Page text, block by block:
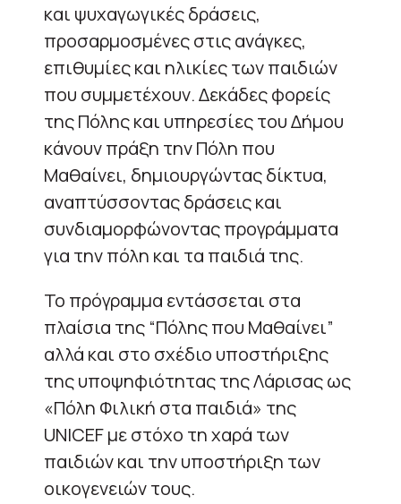
και ψυχαγωγικές δράσεις,
προσαρμοσμένες στις ανάγκες,
επιθυμίες και ηλικίες των παιδιών
που συμμετέχουν. Δεκάδες φορείς
της Πόλης και υπηρεσίες του Δήμου
κάνουν πράξη την Πόλη που
Μαθαίνει, δημιουργώντας δίκτυα,
αναπτύσσοντας δράσεις και
συνδιαμορφώνοντας προγράμματα
για την πόλη και τα παιδιά της.
Το πρόγραμμα εντάσσεται στα
πλαίσια της “Πόλης που Μαθαίνει”
αλλά και στο σχέδιο υποστήριξης
της υποψηφιότητας της Λάρισας ως
«Πόλη Φιλική στα παιδιά» της
UNICEF με στόχο τη χαρά των
παιδιών και την υποστήριξη των
οικογενειών τους.